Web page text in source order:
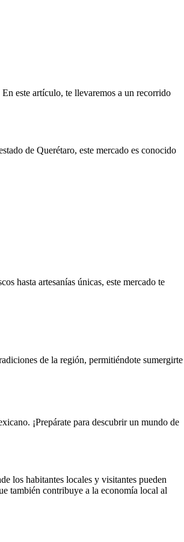
este artículo, te llevaremos a un recorrido
de Querétaro, este mercado es conocido
hasta artesanías únicas, este mercado te
de la región, permitiéndote sumergirte
¡Prepárate para descubrir un mundo de
los habitantes locales y visitantes pueden
también contribuye a la economía local al